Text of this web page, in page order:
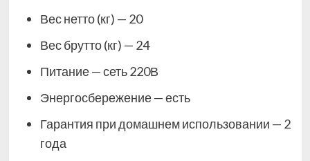
Вес нетто (кг) — 20
Вес брутто (кг) — 24
Питание — сеть 220В
Энергосбережение — есть
Гарантия при домашнем использовании — 2
года